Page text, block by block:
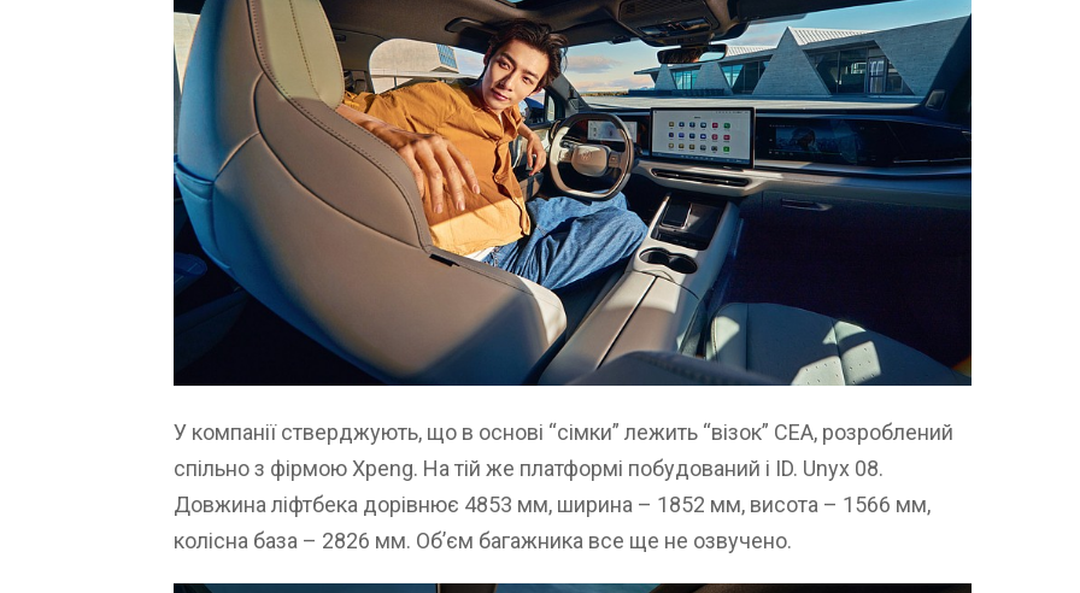
У компанії стверджують, що в основі “сімки” лежить “візок” CEA, розроблений
спільно з фірмою Xpeng. На тій же платформі побудований і ID. Unyx 08.
Довжина ліфтбека дорівнює 4853 мм, ширина – 1852 мм, висота – 1566 мм,
колісна база – 2826 мм. Об’єм багажника все ще не озвучено.